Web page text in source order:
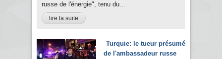
russe de l'énergie", tenu du...
lire la suite
Turquie: le tueur présumé
de l'ambassadeur russe